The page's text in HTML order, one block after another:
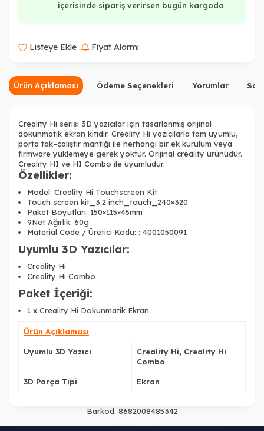
içerisinde sipariş verirsen bugün kargoda
Listeye Ekle Fiyat Alarmı
Ürün Açıklaması Ödeme Seçenekleri Yorumlar
Creality Hi serisi 3D yazıcılar için tasarlanmış orijinal
dokunmatik ekran kitidir. Creality Hi yazıcılarla tam uyumlu,
porta tak–çalıştır mantığı ile herhangi bir ek kurulum veya
firmware yüklemeye gerek yoktur. Orijinal creality ürünüdür.
Creality HI ve HI Combo ile uyumludur.
Özellikler:
Model: Creality Hi Touchscreen Kit
Touch screen kit_3.2 inch_touch_240×320
Paket Boyutları: 150×115×45mm
9Net Ağırlık: 60g
Material Code / Üretici Kodu: : 4001050091
Uyumlu 3D Yazıcılar:
Creality Hi
Creality Hi Combo
Paket İçeriği:
1 x Creality Hi Dokunmatik Ekran
Ürün Açıklaması
Uyumlu 3D Yazıcı
Creality Hi, Creality Hi
Combo
3D Parça Tipi Ekran
Barkod: 8682008485342